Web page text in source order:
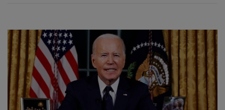
e
b
o
o
k